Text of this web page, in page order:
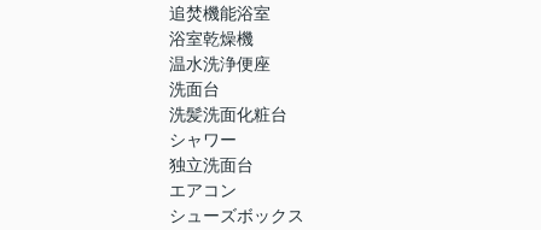
追焚機能浴室
浴室乾燥機
温水洗浄便座
洗面台
洗髪洗面化粧台
シャワー
独立洗面台
エアコン
シューズボックス